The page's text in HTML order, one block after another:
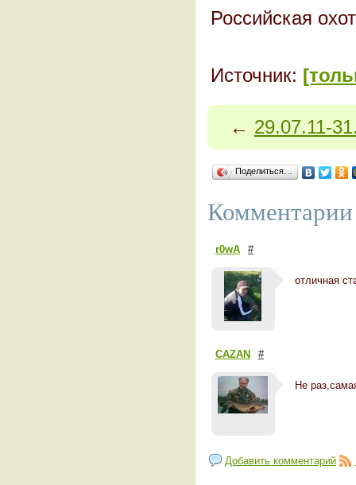
Российская
Источник:
← 29.07.11-
Поделиться…
r0wA #
отличная
CAZAN #
Не
Добавить комментарий